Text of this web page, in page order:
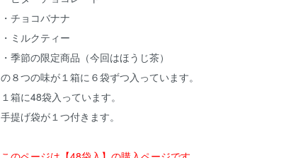
・チョコバナナ
・ミルクティー
・季節の限定商品（今回はほうじ茶）
の８つの味が１箱に６袋ずつ入っています。
１箱に48袋入っています。
手提げ袋が１つ付きます。